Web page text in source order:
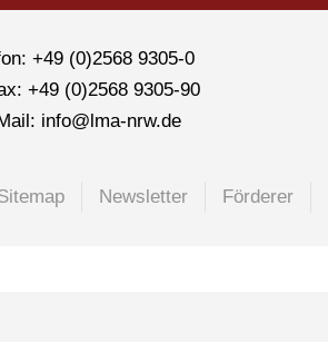
+49 (0)2568 9305-0
+49 (0)2568 9305-90
info@lma-nrw.de
Newsletter Förderer